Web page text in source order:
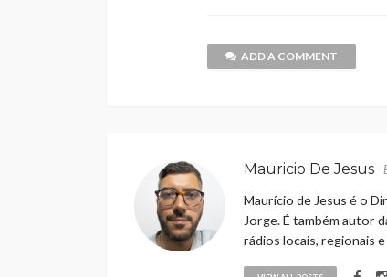
ADD A COMMENT
Mauricio De Jesus
Maurício de Jesus é o
Jorge. É também autor
rádios locais, regionais